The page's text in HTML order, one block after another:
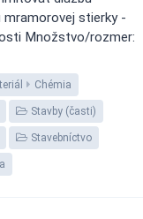
mramorovej stierky -
Množstvo/rozmer:
Chémia
Stavby (časti)
Stavebníctvo